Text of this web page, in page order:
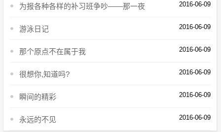
为报各种各样的补习班争吵——那一夜 2016-06-09
游泳日记 2016-06-09
那个原点不在属于我 2016-06-09
很想你,知道吗? 2016-06-09
瞬间的精彩 2016-06-09
永远的不见 2016-06-09